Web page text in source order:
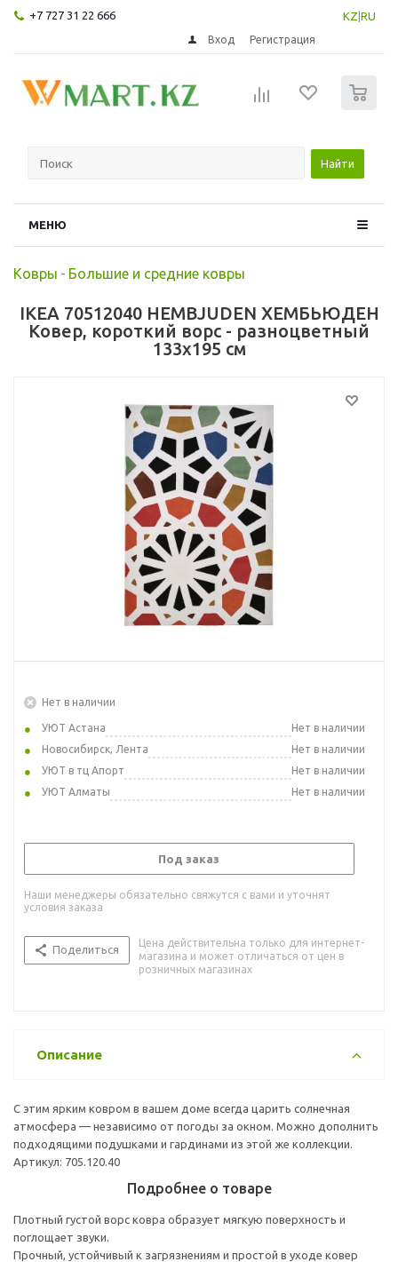
+7 727 31 22 666 KZ RU
Вход Регистрация
Найти
МЕНЮ
Ковры - Большие и средние ковры
IKEA 70512040 HEMBJUDEN ХЕМБЬЮДЕН
Ковер, короткий ворс - разноцветный
133x195 см
Нет в наличии
УЮТ Астана
Нет в наличии
Новосибирск, Лента
Нет в наличии
УЮТ в тц Апорт
Нет в наличии
УЮТ Алматы
Нет в наличии
Под заказ
Наши менеджеры обязательно свяжутся с вами и уточнят
условия заказа
Поделиться
Цена действительна только для интернет-
магазина и может отличаться от цен в
розничных магазинах
Описание
С этим ярким ковром в вашем доме всегда царить солнечная
атмосфера — независимо от погоды за окном. Можно дополнить
подходящими подушками и гардинами из этой же коллекции.
Артикул: 705.120.40
Подробнее о товаре
Плотный густой ворс ковра образует мягкую поверхность и
поглощает звуки.
Прочный, устойчивый к загрязнениям и простой в уходе ковер